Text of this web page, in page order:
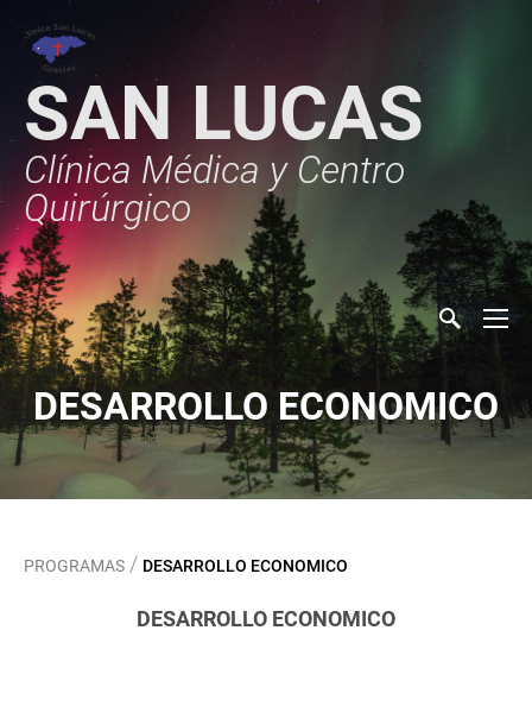
SAN LUCAS
Clínica Médica y Centro
Quirúrgico
DESARROLLO ECONOMICO
PROGRAMAS / DESARROLLO ECONOMICO
DESARROLLO ECONOMICO